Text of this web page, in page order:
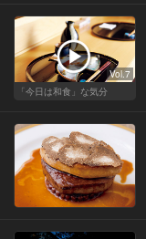
Vol.7
「今日は和食」な気分